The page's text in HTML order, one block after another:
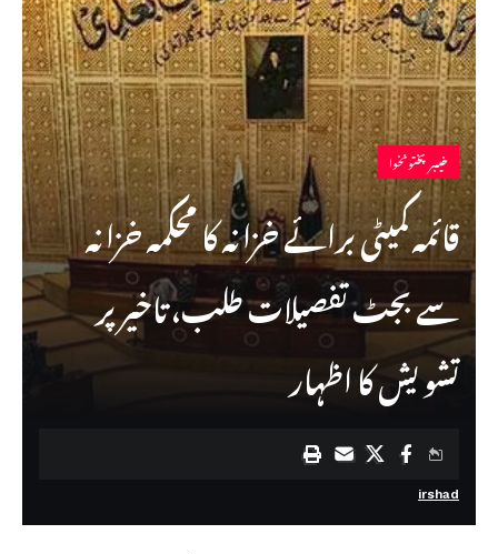
خیبرپختونخوا
قائمہ کمیٹی برائے خزانہ کا محکمہ خزانہ
سے بجٹ تفصیلات طلب، تاخیر پر
تشویش کا اظہار
irshad